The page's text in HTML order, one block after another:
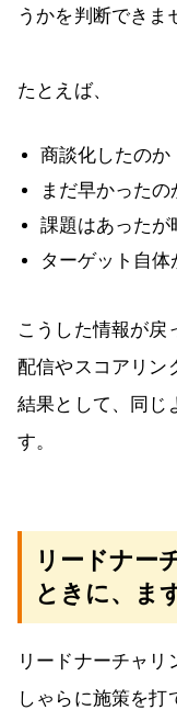
うかを判断できま
たとえば、
商談化したのか
まだ早かったの
課題はあったが
ターゲット自
こうした情報が戻
配信やスコアリン
結果として、同じ
す。
リードナー
ときに、ま
リードナーチャ
しゃらに施策を打